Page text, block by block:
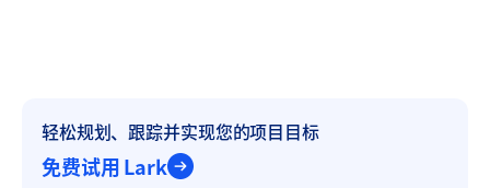
轻松规划、跟踪并实现您的项目目标
免费试用 Lark